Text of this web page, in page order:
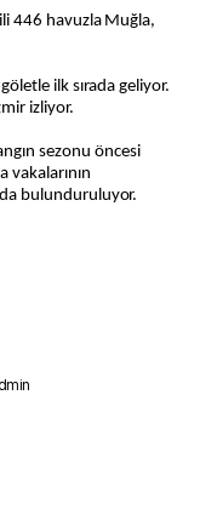
446 havuzla Muğla,
ilk sırada geliyor.
izliyor.
sezonu öncesi
vakalarının
da bulunduruluyor.